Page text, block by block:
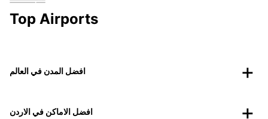
Top Airports
افضل المدن في العالم
افضل الاماكن في الاردن